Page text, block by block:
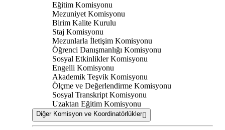
Eğitim Komisyonu
Mezuniyet Komisyonu
Birim Kalite Kurulu
Staj Komisyonu
Mezunlarla İletişim Komisyonu
Öğrenci Danışmanlığı Komisyonu
Sosyal Etkinlikler Komisyonu
Engelli Komisyonu
Akademik Teşvik Komisyonu
Ölçme ve Değerlendirme Komisyonu
Sosyal Transkript Komisyonu
Uzaktan Eğitim Komisyonu
Diğer Komisyon ve Koordinatörlükler